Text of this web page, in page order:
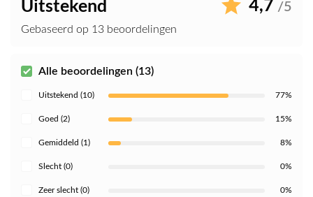
Uitstekend 4,7 /5
Gebaseerd op 13 beoordelingen
Alle beoordelingen (13)
Uitstekend (10) 77%
Goed (2) 15%
Gemiddeld (1) 8%
Slecht (0) 0%
Zeer slecht (0) 0%